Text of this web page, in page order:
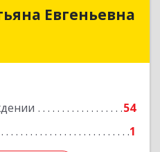
Евгеньевна
54
1
обл, Электросталь г,